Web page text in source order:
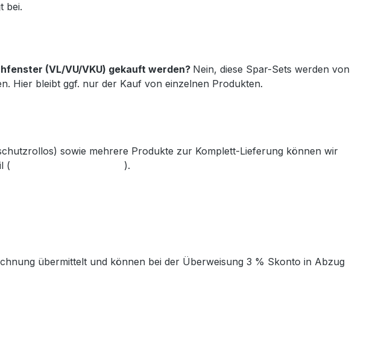
bei.
(VL/VU/VKU) gekauft werden? Nein, diese Spar-Sets werden von
Hier bleibt ggf. nur der Kauf von einzelnen Produkten.
sowie mehrere Produkte zur Komplett-Lieferung können wir
( ).
übermittelt und können bei der Überweisung 3 % Skonto in Abzug